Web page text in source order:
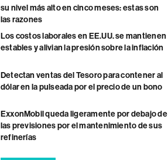
su nivel más alto en cinco meses: estas son
las razones
Los costos laborales en EE.UU. se mantienen
estables y alivian la presión sobre la inflación
Detectan ventas del Tesoro para contener al
dólar en la pulseada por el precio de un bono
ExxonMobil queda ligeramente por debajo de
las previsiones por el mantenimiento de sus
refinerías